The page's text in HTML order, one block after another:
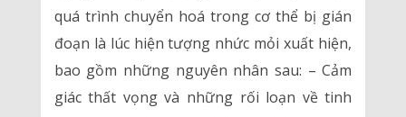
quá trình chuyển hoá trong cơ thể bị gián
đoạn là lúc hiện tượng nhức mỏi xuất hiện,
bao gồm những nguyên nhân sau: – Cảm
giác thất vọng và những rối loạn về tinh